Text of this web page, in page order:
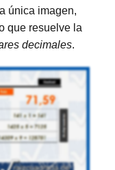
única imagen,
que resuelve la
decimales.